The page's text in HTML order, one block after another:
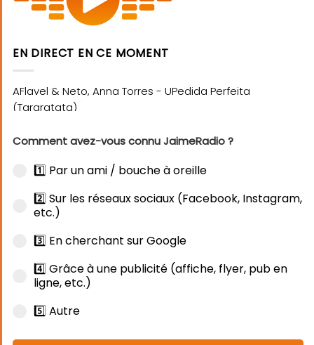
EN DIRECT EN CE MOMENT
Comment avez-vous connu JaimeRadio ?
1️⃣ Par un ami / bouche à oreille
2️⃣ Sur les réseaux sociaux (Facebook, Instagram,
etc.)
3️⃣ En cherchant sur Google
4️⃣ Grâce à une publicité (affiche, flyer, pub en
ligne, etc.)
5️⃣ Autre